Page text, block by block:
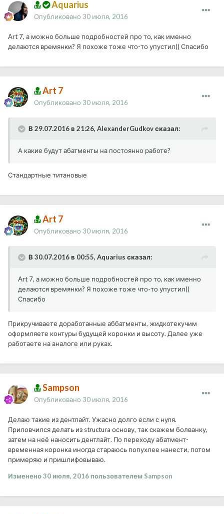
Aquarius
Опубликовано 30 июля, 2016
Art 7, а можно больше подробностей про то, как именно
делаются времянки? Я похоже тоже что-то упустил(( Спасибо
Art 7
Опубликовано 30 июля, 2016
В 29.07.2016 в 21:26, AlexanderGudkov сказал:
А какие будут абатменты на постоянно работе?
Стандартные титановые
Art 7
Опубликовано 30 июля, 2016
В 30.07.2016 в 00:55, Aquarius сказал:
Art 7, а можно больше подробностей про то, как именно
делаются времянки? Я похоже тоже что-то упустил((
Спасибо
Прикручиваете доработанные аббатменты, жидкотекучим
оформляете контуры будущей коронки и высоту. Далее уже
работаете на аналоге или руках.
Sampson
Опубликовано 30 июля, 2016
Делаю такие из дентлайт. Ужасно долго если с нуля.
Приловчился делать из structura основу, так скажем болванку,
затем на неё наносить дентлайт. По переходу абатмент-
временная коронка иногда стараюсь попухлее нанести, потом
примеряю и пришлифовываю.
Изменено30 июля, 2016пользователем Sampson